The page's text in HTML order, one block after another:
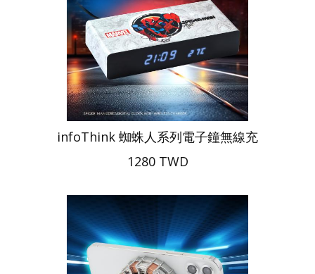
infoThink 蜘蛛人系列電子鐘無線充
1280 TWD